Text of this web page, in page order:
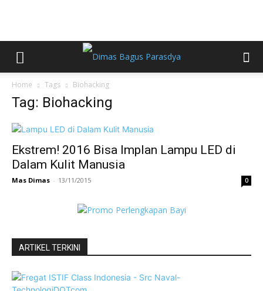
Home Tags Biohacking
Tag: Biohacking
Ekstrem! 2016 Bisa Implan Lampu LED di
Dalam Kulit Manusia
Mas Dimas - 13/11/2015 0
ARTIKEL TERKINI